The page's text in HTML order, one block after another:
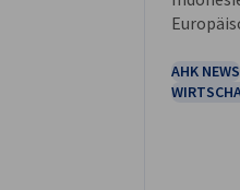
erreicht.
Handel,
AHK NEWS